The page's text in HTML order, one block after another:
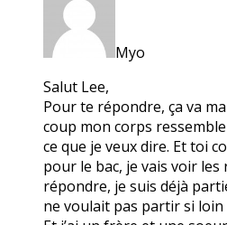
Myo
Salut Lee,
Pour te répondre, ça va
coup mon corps
ce que je veux dire. Et toi
pour le bac, je vais voir
répondre, je suis déjà
ne voulait pas partir si